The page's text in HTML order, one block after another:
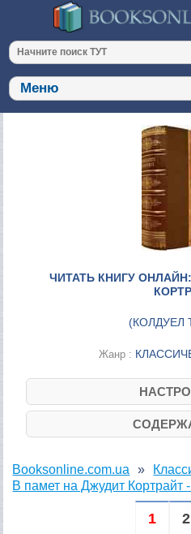
ЧИТАТЬ КНИГУ
(КОЛДУЕЛ
Жанр :
Booksonline.com.ua
В памет на Джудит Кортрайт
1 2